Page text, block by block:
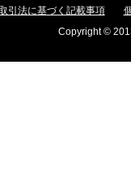
引法に基づく記載事項
Copyright ©